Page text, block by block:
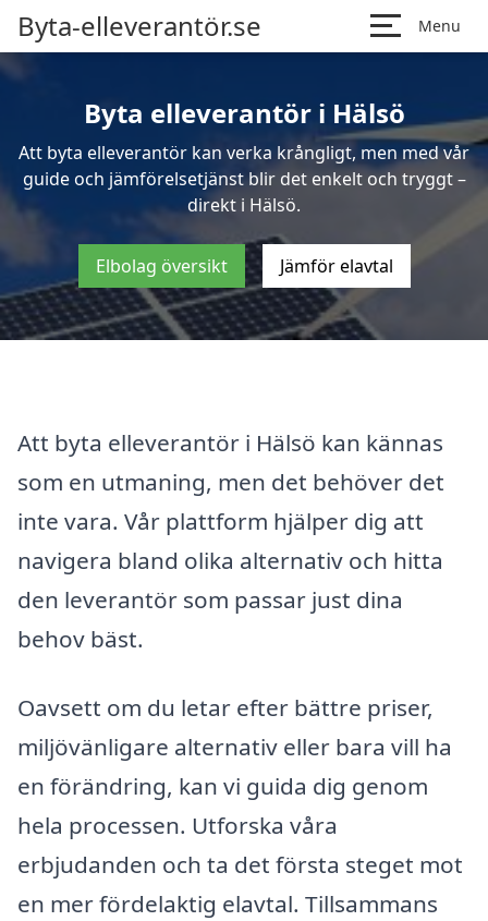
Byta-elleverantör.se Menu
Byta elleverantör i Hälsö
Att byta elleverantör kan verka krångligt, men med vår
guide och jämförelsetjänst blir det enkelt och tryggt –
direkt i Hälsö.
Elbolag översikt Jämför elavtal
Att byta elleverantör i Hälsö kan kännas
som en utmaning, men det behöver det
inte vara. Vår plattform hjälper dig att
navigera bland olika alternativ och hitta
den leverantör som passar just dina
behov bäst.
Oavsett om du letar efter bättre priser,
miljövänligare alternativ eller bara vill ha
en förändring, kan vi guida dig genom
hela processen. Utforska våra
erbjudanden och ta det första steget mot
en mer fördelaktig elavtal. Tillsammans